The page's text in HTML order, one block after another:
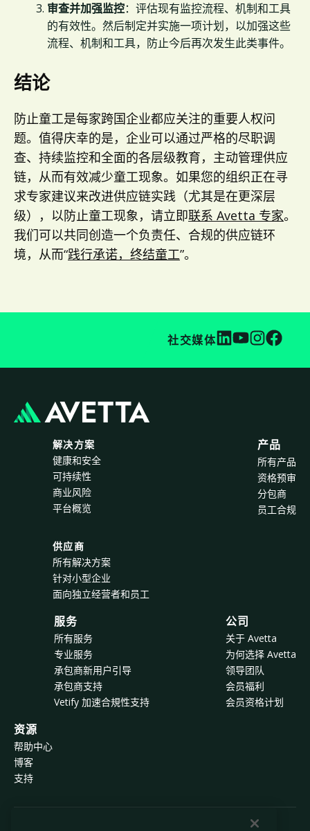
审查并加强监控：评估现有监控流程、机制和工具
的有效性。然后制定并实施一项计划，以加强这些
流程、机制和工具，防止今后再次发生此类事件。
结论
防止童工是每家跨国企业都应关注的重要人权问
题。值得庆幸的是，企业可以通过严格的尽职调
查、持续监控和全面的各层级教育，主动管理供应
链，从而有效减少童工现象。如果您的组织正在寻
求专家建议来改进供应链实践（尤其是在更深层
级），以防止童工现象，请立即联系 Avetta 专家。
我们可以共同创造一个负责任、合规的供应链环
境，从而“践行承诺，终结童工”。
社交媒体
解决方案
健康和安全
可持续性
商业风险
平台概览
供应商
所有解决方案
针对小型企业
面向独立经营者和员工
产品
所有产品
资格预审
分包商
员工合规
服务
所有服务
专业服务
承包商新用户引导
承包商支持
Vetify 加速合規性支持
公司
关于 Avetta
为何选择 Avetta
领导团队
会员福利
会员资格计划
资源
帮助中心
博客
支持